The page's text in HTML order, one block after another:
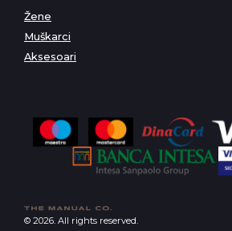
Žene
Muškarci
Aksesoari
© 2026. All rights reserved.